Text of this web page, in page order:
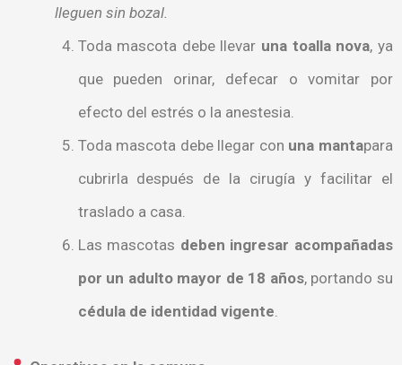
lleguen sin bozal.
Toda mascota debe llevar una toalla nova, ya
que pueden orinar, defecar o vomitar por
efecto del estrés o la anestesia.
Toda mascota debe llegar con una mantapara
cubrirla después de la cirugía y facilitar el
traslado a casa.
Las mascotas deben ingresar acompañadas
por un adulto mayor de 18 años, portando su
cédula de identidad vigente